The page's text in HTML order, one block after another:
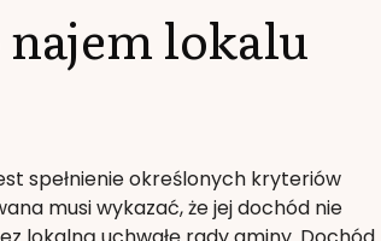
najem lokalu
spełnienie określonych kryteriów
musi wykazać, że jej dochód nie